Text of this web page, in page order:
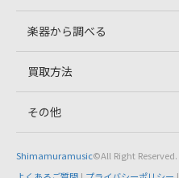
楽器から調べる
買取方法
その他
Shimamuramusic©All Right Reserved.